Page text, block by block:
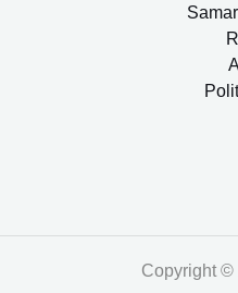
Copyright ©